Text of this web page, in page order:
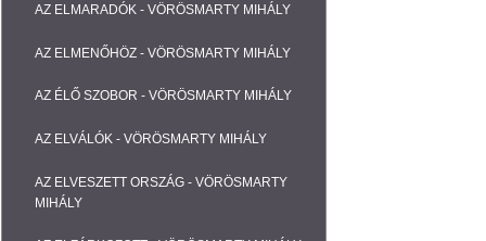
AZ ELMARADÓK - VÖRÖSMARTY MIHÁLY
AZ ELMENŐHÖZ - VÖRÖSMARTY MIHÁLY
AZ ÉLŐ SZOBOR - VÖRÖSMARTY MIHÁLY
AZ ELVÁLÓK - VÖRÖSMARTY MIHÁLY
AZ ELVESZETT ORSZÁG - VÖRÖSMARTY
MIHÁLY